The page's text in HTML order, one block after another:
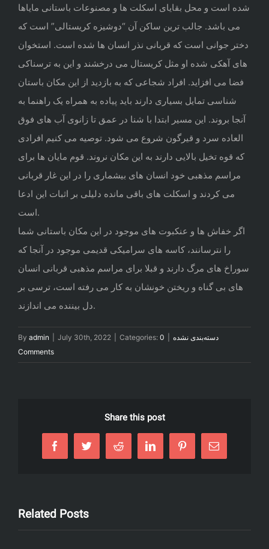
شده است و محل بقایای اسکلت ها و مصنوعات باستانی مایاها
می باشد. جالب ترین ساکن آن “دوشیزه کریستالی” است که
دختر جوانی است که قربانی نذر انسان ها شده است. استخوان
های آهکی شده او مثل کریستال می درخشند و این به ترسناکی
فضا می افزاید. افراد شجاعی که به بازدید از این مکان باستان
شناسی تمایل بسیاری دارند باید پیاده به همراه یک راهنما به
آنجا بروند. این مسیر ابتدا با شنا در عمق تا زانوی آب های فوق
العاده سرد و قیرگون شروع می شود. توصیه می کنیم افرادی
که قوه تخیل بالایی دارند به این مکان نروند. قوم مایان ها برای
مراسم مذهبی خود انسان های بیشماری را در این غار قربانی
می کردند و اسکلت های باقی مانده دلیلی بر اثبات این ادعا
است.
اگر خفاش ها و عنکبوت های موجود در این مکان باستانی شما
را نترسانند، کاسه های سرامیکی قدیمی موجود در آنجا که
سوراخ های مرگ دارند و قبلا برای مراسم مذهبی قربانی انسان
های بی گناه و ریختن خونشان به کار می رفته است، ترسی بر
دل بیننده می اندازند.
By admin July 30th, 2022 Categories: دسته‌بندی نشده
0
Comments
Share this post
FacebookTwitterReddit LinkedInPinterestEmail
Related Posts